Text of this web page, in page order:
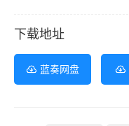
下载地址
蓝奏网盘